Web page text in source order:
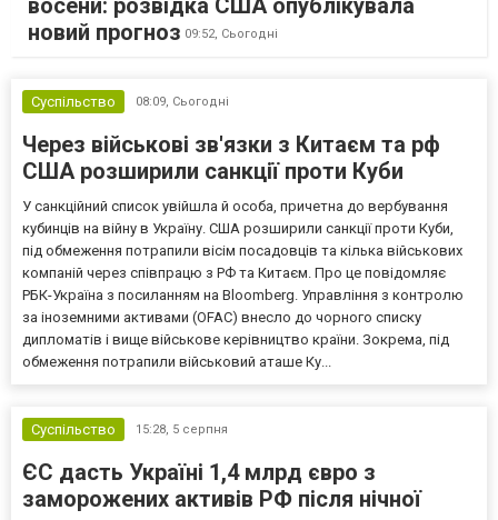
восени: розвідка США опублікувала
новий прогноз 09:52, Сьогодні
Суспільство 08:09, Сьогодні
Через військові зв'язки з Китаєм та рф
США розширили санкції проти Куби
У санкційний список увійшла й особа, причетна до вербування
кубинців на війну в Україну. США розширили санкції проти Куби,
під обмеження потрапили вісім посадовців та кілька військових
компаній через співпрацю з РФ та Китаєм. Про це повідомляє
РБК-Україна з посиланням на Bloomberg. Управління з контролю
за іноземними активами (OFAC) внесло до чорного списку
дипломатів і вище військове керівництво країни. Зокрема, під
обмеження потрапили військовий аташе Ку...
Суспільство 15:28, 5 серпня
ЄС дасть Україні 1,4 млрд євро з
заморожених активів РФ після нічної